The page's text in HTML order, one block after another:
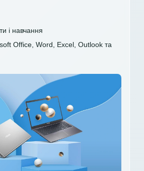
і навчання
Office, Word, Excel, Outlook та